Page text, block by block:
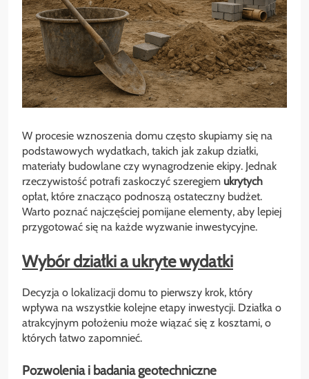
W procesie wznoszenia domu często skupiamy się na
podstawowych wydatkach, takich jak zakup działki,
materiały budowlane czy wynagrodzenie ekipy. Jednak
rzeczywistość potrafi zaskoczyć szeregiem ukrytych
opłat, które znacząco podnoszą ostateczny budżet.
Warto poznać najczęściej pomijane elementy, aby lepiej
przygotować się na każde wyzwanie inwestycyjne.
Wybór działki a ukryte wydatki
Decyzja o lokalizacji domu to pierwszy krok, który
wpływa na wszystkie kolejne etapy inwestycji. Działka o
atrakcyjnym położeniu może wiązać się z kosztami, o
których łatwo zapomnieć.
Pozwolenia i badania geotechniczne